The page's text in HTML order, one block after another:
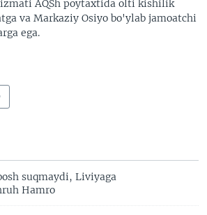
AQSh poytaxtida olti kishilik
va Markaziy Osiyo bo'ylab jamoatchi
ega.
suqmaydi, Liviyaga
Hamro